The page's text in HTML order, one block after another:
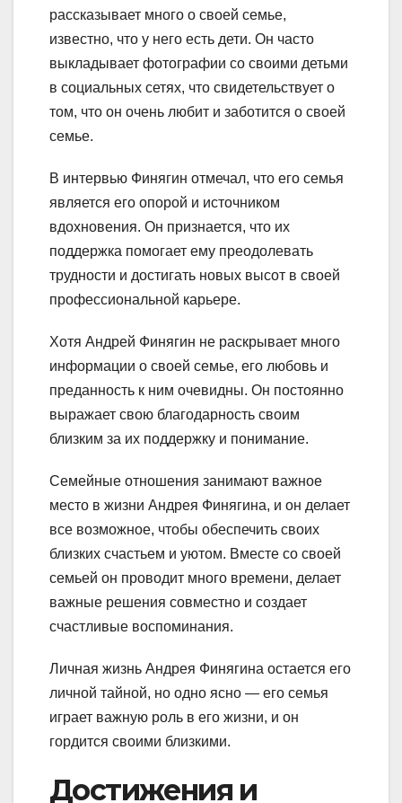
рассказывает много о своей семье,
известно, что у него есть дети. Он часто
выкладывает фотографии со своими детьми
в социальных сетях, что свидетельствует о
том, что он очень любит и заботится о своей
семье.
В интервью Финягин отмечал, что его семья
является его опорой и источником
вдохновения. Он признается, что их
поддержка помогает ему преодолевать
трудности и достигать новых высот в своей
профессиональной карьере.
Хотя Андрей Финягин не раскрывает много
информации о своей семье, его любовь и
преданность к ним очевидны. Он постоянно
выражает свою благодарность своим
близким за их поддержку и понимание.
Семейные отношения занимают важное
место в жизни Андрея Финягина, и он делает
все возможное, чтобы обеспечить своих
близких счастьем и уютом. Вместе со своей
семьей он проводит много времени, делает
важные решения совместно и создает
счастливые воспоминания.
Личная жизнь Андрея Финягина остается его
личной тайной, но одно ясно — его семья
играет важную роль в его жизни, и он
гордится своими близкими.
Достижения и